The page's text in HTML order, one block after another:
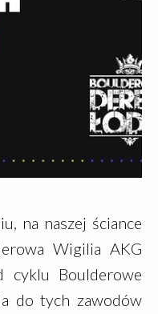
ożywia suchych
i magnezji! e-
tytule maila: imię i
na naszej ściance
Wigilia AKG
cyklu Boulderowe
do tych zawodów